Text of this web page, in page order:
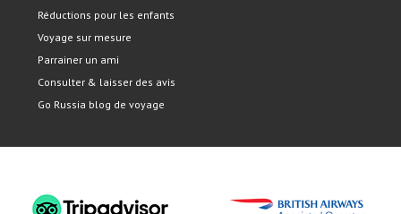
Réductions pour les enfants
Voyage sur mesure
Parrainer un ami
Consulter & laisser des avis
Go Russia blog de voyage